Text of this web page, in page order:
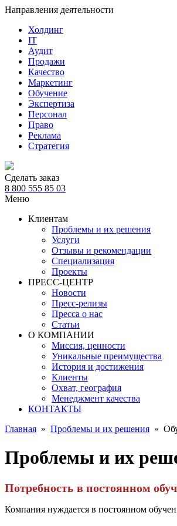
Направления деятельности
Холдинг
IT
Аудит
Продажи
Качество
Маркетинг
Обучение
Экспертиза
Персонал
Право
Реклама
Стратегия
Сделать заказ
8 800 555 85 03
Меню
Клиентам
Проблемы и их решения
Услуги
Отзывы и рекомендации
Специализация
Проекты
ПРЕСС-ЦЕНТР
Новости
Пресс-релизы
Пресса о нас
Статьи
О КОМПАНИИ
Миссия, ценности
Уникальные преимущества
История и достижения
Клиенты
Охват, география
Менеджмент качества
КОНТАКТЫ
Главная » Проблемы и их решения »
Проблемы и их
Потребность в постоянном
Компания нуждается в постоянном